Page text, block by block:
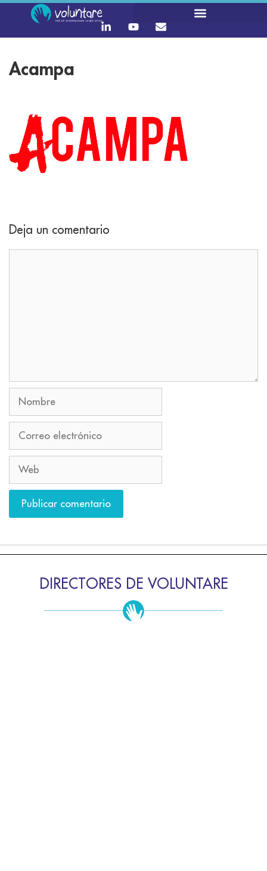
Acampa
Deja un comentario
DIRECTORES DE VOLUNTARE